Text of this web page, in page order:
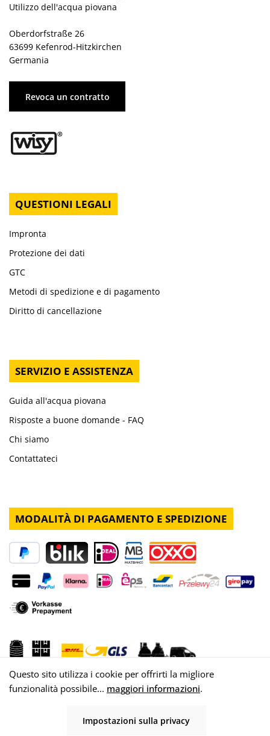
Utilizzo dell'acqua piovana
Oberdorfstraße 26
63699 Kefenrod-Hitzkirchen
Germania
Revoca un contratto
QUESTIONI LEGALI
Impronta
Protezione dei dati
GTC
Metodi di spedizione e di pagamento
Diritto di cancellazione
SERVIZIO E ASSISTENZA
Guida all'acqua piovana
Risposte a buone domande - FAQ
Chi siamo
Contattateci
MODALITÀ DI PAGAMENTO E SPEDIZIONE
Questo sito utilizza i cookie per offrirti la migliore
funzionalità possibile... maggiori informazioni.
Impostazioni sulla privacy